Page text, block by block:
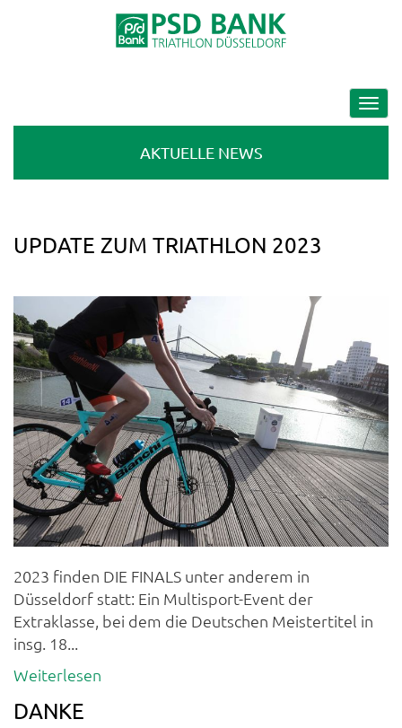
Toggle
AKTUELLE NEWS
UPDATE ZUM TRIATHLON 2023
2023 finden DIE FINALS unter anderem in
Düsseldorf statt: Ein Multisport-Event der
Extraklasse, bei dem die Deutschen Meistertitel in
insg. 18...
Weiterlesen
DANKE